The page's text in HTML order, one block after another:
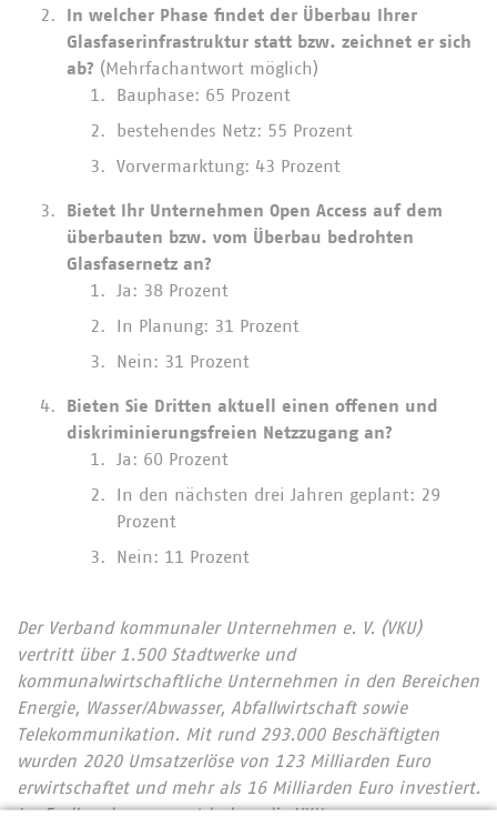
In welcher Phase findet der Überbau Ihrer
Glasfaserinfrastruktur statt bzw. zeichnet er sich
ab? (Mehrfachantwort möglich)
Bauphase: 65 Prozent
bestehendes Netz: 55 Prozent
Vorvermarktung: 43 Prozent
Bietet Ihr Unternehmen Open Access auf dem
überbauten bzw. vom Überbau bedrohten
Glasfasernetz an?
Ja: 38 Prozent
In Planung: 31 Prozent
Nein: 31 Prozent
Bieten Sie Dritten aktuell einen offenen und
diskriminierungsfreien Netzzugang an?
Ja: 60 Prozent
In den nächsten drei Jahren geplant: 29
Prozent
Nein: 11 Prozent
Der Verband kommunaler Unternehmen e. V. (VKU)
vertritt über 1.500 Stadtwerke und
kommunalwirtschaftliche Unternehmen in den Bereichen
Energie, Wasser/Abwasser, Abfallwirtschaft sowie
Telekommunikation. Mit rund 293.000 Beschäftigten
wurden 2020 Umsatzerlöse von 123 Milliarden Euro
erwirtschaftet und mehr als 16 Milliarden Euro investiert.